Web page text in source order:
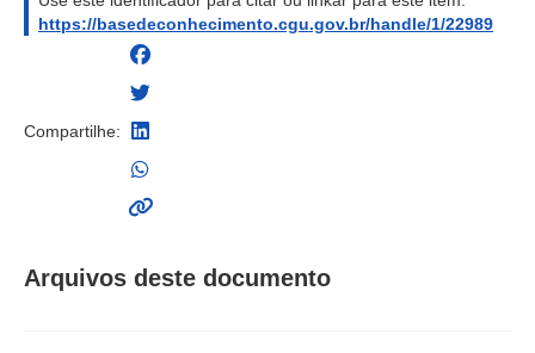
https://basedeconhecimento.cgu.gov.br/handle/1/22989
Compartilhe:
Arquivos deste documento